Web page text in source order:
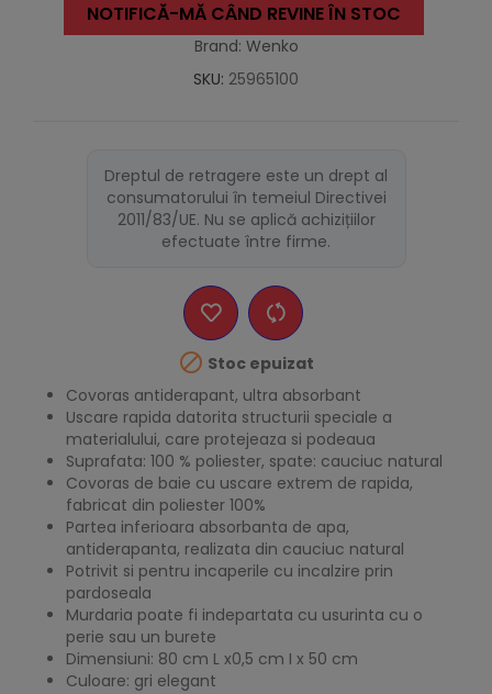
NOTIFICĂ-MĂ CÂND REVINE ÎN STOC
Brand: Wenko
SKU: 25965100
Dreptul de retragere este un drept al
consumatorului în temeiul Directivei
2011/83/UE. Nu se aplică achizițiilor
efectuate între firme.
 Stoc epuizat
Covoras antiderapant, ultra absorbant
Uscare rapida datorita structurii speciale a
materialului, care protejeaza si podeaua
Suprafata: 100 % poliester, spate: cauciuc natural
Covoras de baie cu uscare extrem de rapida,
fabricat din poliester 100%
Partea inferioara absorbanta de apa,
antiderapanta, realizata din cauciuc natural
Potrivit si pentru incaperile cu incalzire prin
pardoseala
Murdaria poate fi indepartata cu usurinta cu o
perie sau un burete
Dimensiuni: 80 cm L x0,5 cm I x 50 cm
Culoare: gri elegant